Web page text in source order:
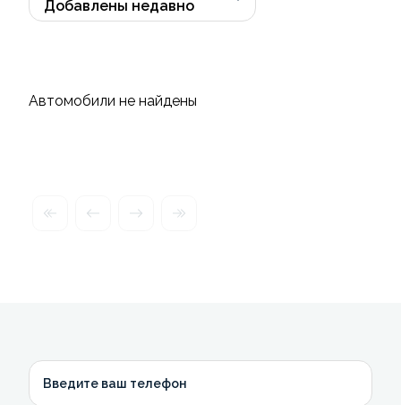
Автомобили не найдены
Введите ваш телефон